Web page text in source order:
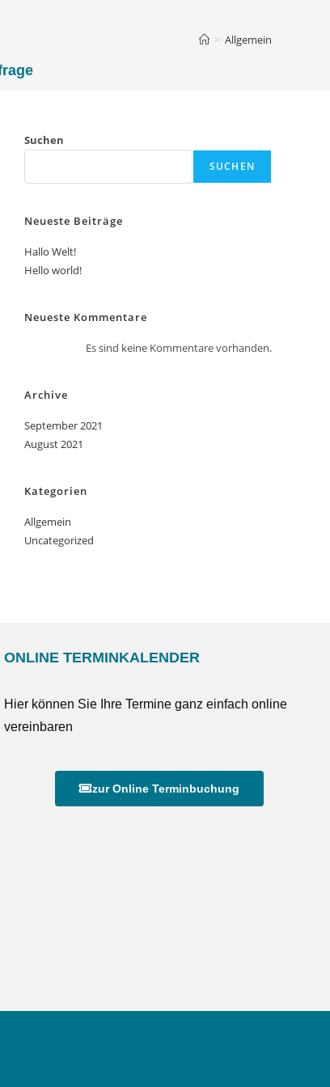
> Allgemein
Suchen
SUCHEN
Neueste Beiträge
Hallo Welt!
Hello world!
Neueste Kommentare
Es sind keine Kommentare vorhanden.
Archive
September 2021
August 2021
Kategorien
Allgemein
Uncategorized
ONLINE TERMINKALENDER
Hier können Sie Ihre Termine ganz einfach online
vereinbaren
zur Online Terminbuchung